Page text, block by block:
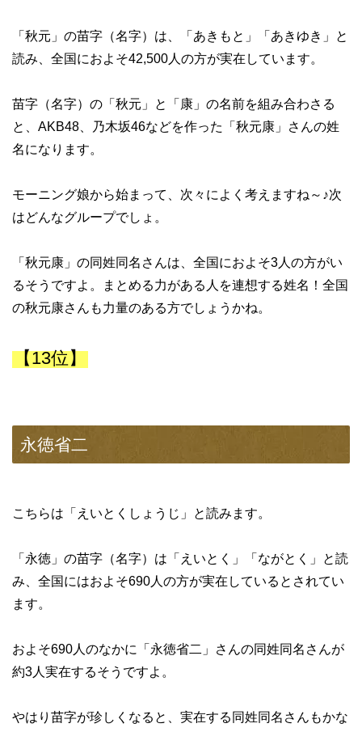
「秋元」の苗字（名字）は、「あきもと」「あきゆき」と
読み、全国におよそ42,500人の方が実在しています。
苗字（名字）の「秋元」と「康」の名前を組み合わさる
と、AKB48、乃木坂46などを作った「秋元康」さんの姓
名になります。
モーニング娘から始まって、次々によく考えますね～♪次
はどんなグループでしょ。
「秋元康」の同姓同名さんは、全国におよそ3人の方がい
るそうですよ。まとめる力がある人を連想する姓名！全国
の秋元康さんも力量のある方でしょうかね。
【13位】
永徳省二
こちらは「えいとくしょうじ」と読みます。
「永徳」の苗字（名字）は「えいとく」「ながとく」と読
み、全国にはおよそ690人の方が実在しているとされてい
ます。
およそ690人のなかに「永徳省二」さんの同姓同名さんが
約3人実在するそうですよ。
やはり苗字が珍しくなると、実在する同姓同名さんもかな